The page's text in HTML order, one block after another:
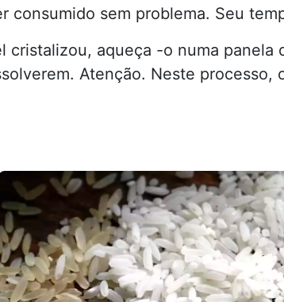
consumido sem problema. Seu
cristalizou, aqueça -o numa panela
Atenção. Neste processo,